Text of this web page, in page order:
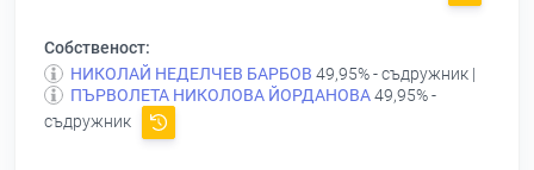
Собственост:
НИКОЛАЙ НЕДЕЛЧЕВ БАРБОВ 49,95% - съдружник |
ПЪРВОЛЕТА НИКОЛОВА ЙОРДАНОВА49,95% -
съдружник